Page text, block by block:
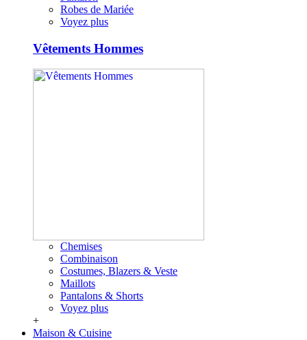
Robes de Mariée
Voyez plus
Vêtements Hommes
Chemises
Combinaison
Costumes, Blazers & Veste
Maillots
Pantalons & Shorts
Voyez plus
+
Maison & Cuisine